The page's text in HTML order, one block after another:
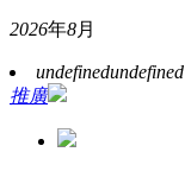
2026年8月
undefinedundefined
推廣